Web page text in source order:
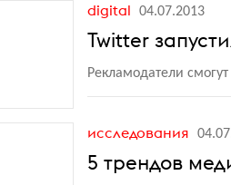
digital 04.07.2013
Twitter
Рекламодатели
исследования
5 трендов